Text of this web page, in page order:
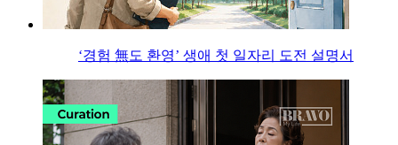
‘경험 無도 환영’ 생애 첫 일자리 도전 설명서